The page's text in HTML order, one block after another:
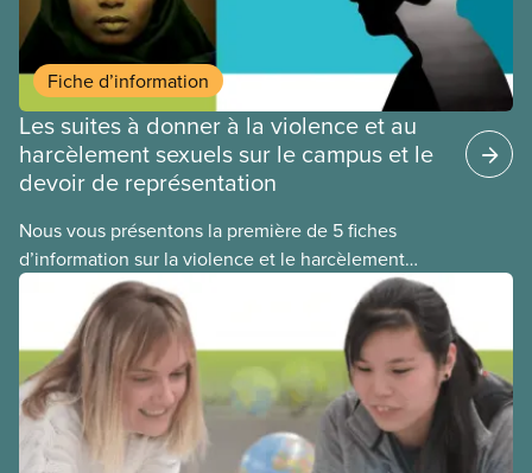
Fiche d’information
Les suites à donner à la violence et au
harcèlement sexuels sur le campus et le
devoir de représentation
Nous vous présentons la première de 5 fiches
d’information sur la violence et le harcèlement
sexuels dans les établissements d’enseignement
postsecondaire et sur les mesures que votre
syndicat peut prendre pour y remédier. Cette fiche
présente de multiples options pour faire un
signalement ou porter plainte suite à un épisode de
violence ou de harcèlement à caractère sexuel sur
le campus.